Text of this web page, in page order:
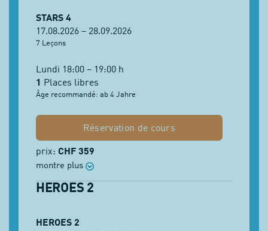
STARS 4
17.08.2026 – 28.09.2026
7 Leçons
Lundi 18:00 – 19:00 h
1
Places libres
Âge recommandé: ab 4 Jahre
Réservation de cours
prix: CHF 359
montre plus
HEROES 2
HEROES 2